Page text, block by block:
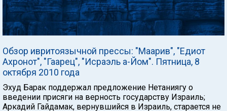
Обзор ивритоязычной прессы: "Маарив", "Едиот
Ахронот", "Гаарец", "Исраэль а-Йом". Пятница, 8
октября 2010 года
Эхуд Барак поддержал предложение Нетаниягу о
введении присяги на верность государству Израиль;
Аркадий Гайдамак, вернувшийся в Израиль, старается не